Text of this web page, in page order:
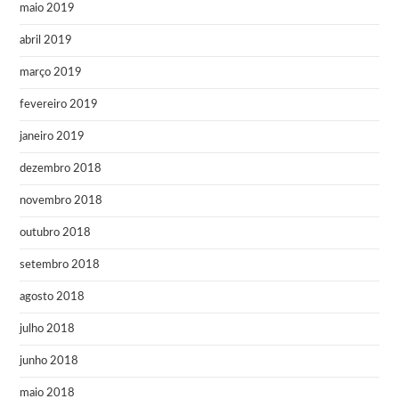
maio 2019
abril 2019
março 2019
fevereiro 2019
janeiro 2019
dezembro 2018
novembro 2018
outubro 2018
setembro 2018
agosto 2018
julho 2018
junho 2018
maio 2018